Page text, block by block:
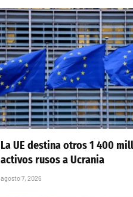
La UE destina otros 1 400
activos rusos a Ucrania
agosto 7, 2026